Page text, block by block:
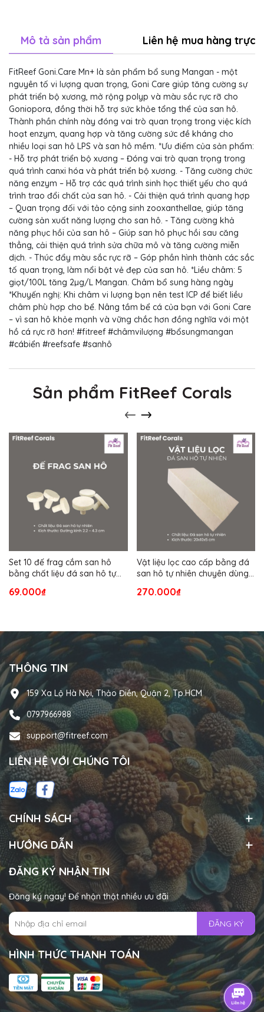
Mô tả sản phẩm Liên hệ mua hàng trực
FitReef Goni.Care Mn+ là sản phẩm bổ sung Mangan - một
nguyên tố vi lượng quan trọng, Goni Care giúp tăng cường sự
phát triển bộ xương, mở rộng polyp và màu sắc rực rỡ cho
Goniopora, đồng thời hỗ trợ sức khỏe tổng thể của san hô.
Thành phần chính này đóng vai trò quan trọng trong việc kích
hoạt enzym, quang hợp và tăng cường sức đề kháng cho
nhiều loại san hô LPS và san hô mềm. *Ưu điểm của sản phẩm:
- Hỗ trợ phát triển bộ xương – Đóng vai trò quan trọng trong
quá trình canxi hóa và phát triển bộ xương. - Tăng cường chức
năng enzym – Hỗ trợ các quá trình sinh học thiết yếu cho quá
trình trao đổi chất của san hô. - Cải thiện quá trình quang hợp
– Quan trọng đối với tảo cộng sinh zooxanthellae, giúp tăng
cường sản xuất năng lượng cho san hô. - Tăng cường khả
năng phục hồi của san hô – Giúp san hô phục hồi sau căng
thẳng, cải thiện quá trình sửa chữa mô và tăng cường miễn
dịch. - Thúc đẩy màu sắc rực rỡ – Góp phần hình thành các sắc
tố quan trọng, làm nổi bật vẻ đẹp của san hô. *Liều châm: 5
giọt/100L tăng 2µg/L Mangan. Châm bổ sung hàng ngày
*Khuyến nghị: Khi châm vi lượng bạn nên test ICP để biết liều
châm phù hợp cho bể. Nâng tầm bể cá của bạn với Goni Care
– vì san hô khỏe mạnh và vững chắc hơn đồng nghĩa với một
hồ cá rực rỡ hơn! #fitreef #châmvilượng #bổsungmangan
#cábiển #reefsafe #sanhô
Sản phẩm FitReef Corals
Set 10 đế frag cắm san hô
bằng chất liệu đá san hô tự
69.000₫
Vật liệu lọc cao cấp bằng đá
san hô tự nhiên chuyên dùng
20x10x5 cm)
270.000₫
THÔNG TIN
159 Xa Lộ Hà Nội, Thảo Điền, Quận 2, Tp.HCM
0797966988
support@fitreef.com
LIÊN HỆ VỚI CHÚNG TÔI
CHÍNH SÁCH
HƯỚNG DẪN
ĐĂNG KÝ NHẬN TIN
Đăng ký ngay! Để nhận thật nhiều ưu đãi
ĐĂNG KÝ
HÌNH THỨC THANH TOÁN